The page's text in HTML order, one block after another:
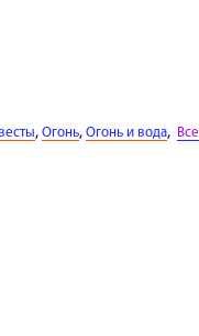
, Огонь, Огонь и вода,